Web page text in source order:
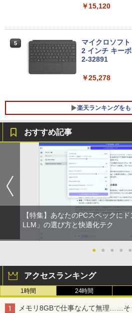
￥15,120
5
マイクロソフ
2 インチ キー
2-32891
￥25,278
楽天ランキングを
Magic
護フィルム
c Trackpad 2保
ル フィルター
ウス 低反射 タ
ド ミヤビックス
￥998
【★ランキン
Windows11
Core-i7 変更可
高速
コン 中古デス
【マラソンセ
古モニター 19
スプレイ VGA /
ーブル付き サ
確認済み 30日
￥3,300
2
PHILIPS/フィ
ワイド 液晶デ
縄、離島を除く
￥5,500
[新品]はじめて
のおうち(1～40
￥26,400
ヒロシマ 消え
本 67） [ 指
情報社会と情報
ビスから学ぶ
司 ]
おすすめ記事
【特集】あなたのPCスペックに
LLM」の選び方と快適化テク
● ● ● ● ●
アクセスランキング
1時間 24時間
メモリ8GBで仕事なんて無理……そ